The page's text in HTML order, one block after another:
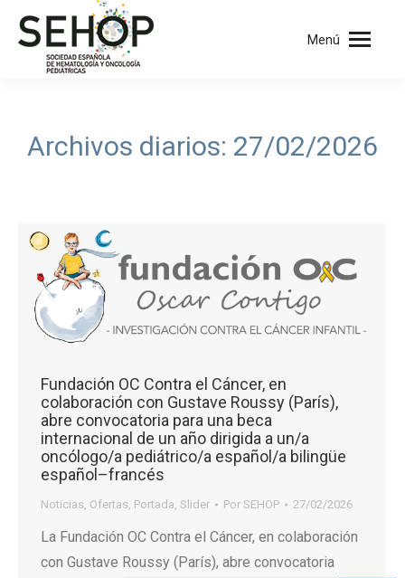
Menú
Archivos diarios: 27/02/2026
Fundación OC Contra el Cáncer, en
colaboración con Gustave Roussy (París),
abre convocatoria para una beca
internacional de un año dirigida a un/a
oncólogo/a pediátrico/a español/a bilingüe
español–francés
Noticias, Ofertas, Portada, Slider Por SEHOP 27/02/2026
La Fundación OC Contra el Cáncer, en colaboración
con Gustave Roussy (París), abre convocatoria